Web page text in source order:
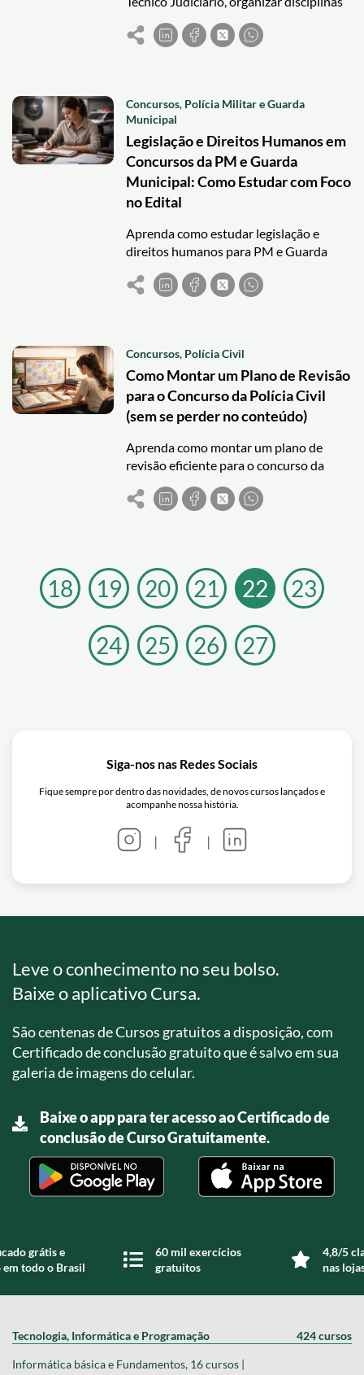
e manter constância até a prova com
revisão estratégica.
Concursos, Polícia Militar e Guarda
Municipal
Legislação e Direitos Humanos em
Concursos da PM e Guarda
Municipal: Como Estudar com Foco
no Edital
Aprenda como estudar legislação e
direitos humanos para PM e Guarda
Municipal com foco no edital e
estratégia eficiente de revisão.
Concursos, Polícia Civil
Como Montar um Plano de Revisão
para o Concurso da Polícia Civil
(sem se perder no conteúdo)
Aprenda como montar um plano de
revisão eficiente para o concurso da
Polícia Civil e aumente sua retenção
com questões e caderno de erros.
18 19 20 21 22 23
24 25 26 27
Siga-nos nas Redes Sociais
Fique sempre por dentro das novidades, de novos cursos lançados e
acompanhe nossa história.
| |
Leve o conhecimento no seu bolso.
Baixe o aplicativo Cursa.
São centenas de Cursos gratuitos a disposição, com
Certificado de conclusão gratuito que é salvo em sua
galeria de imagens do celular.
Baixe o app para ter acesso ao Certificado de
conclusão de Curso Gratuitamente.
grátis e
todo o Brasil
60 mil exercícios
gratuitos
4,8/5
nas
Tecnologia, Informática e Programação 424 cursos
Informática básica e Fundamentos, 16 cursos |